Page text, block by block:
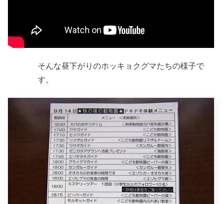
そんな昼下がりのホッキョクグマたちの様子で
す。